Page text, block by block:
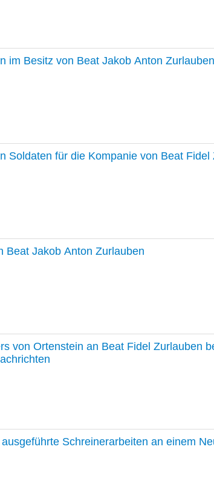
im Besitz von Beat Jakob Anton Zurlauben
Soldaten für die Kompanie von Beat
Beat Jakob Anton Zurlauben
von Ortenstein an Beat Fidel Zurlauben
Schreinerarbeiten an einem